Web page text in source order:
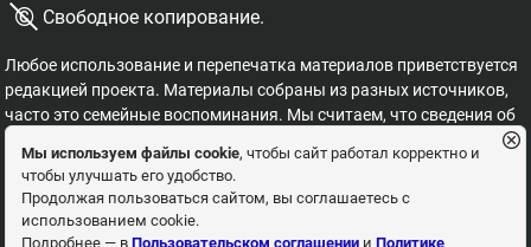
© Свободное копирование.
Любое использование и перепечатка материалов приветствуется
редакцией проекта. Материалы собраны из разных источников,
часто это семейные воспоминания. Мы считаем, что сведения об
этих важных страницах истории должны быть свободными для
распространения, на них не могут накладываться никакие
ограничения. Это наша история, и мы обязаны ее знать,
сохранять и рассказывать детям.
Пользовательское соглашение Политика
Мы используем файлы cookie, чтобы сайт работал корректно и
чтобы улучшать его удобство.
Продолжая пользоваться сайтом, вы соглашаетесь с
использованием cookie.
Подробнее — вПользовательском соглашении иПолитике